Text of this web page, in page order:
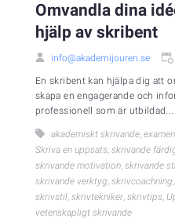
Omvandla dina
hjälp av skribent
info@akademijouren.se
En skribent kan hjälpa dig att
skapa en engagerande och
professionell som är utbildad...
akademiskt skrivande,
Skriva en uppsats, skrivande
skrivande motivation, skrivande
skrivande verktyg, skrivcoachning,
skrivstil, skrivtekniker, skrivtips,
vetenskapligt skrivande